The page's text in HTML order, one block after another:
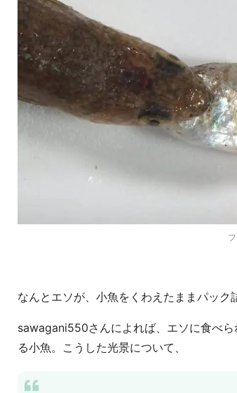
なんとエソが、小魚をくわえたままパック
sawagani550さんによれば、エソに食べ
る小魚。こうした光景について、